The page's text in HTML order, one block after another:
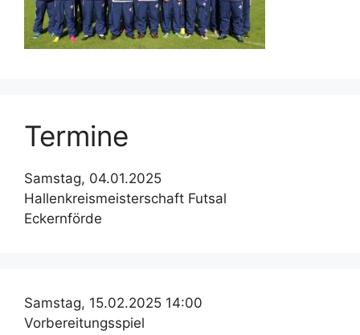
Termine
Samstag, 04.01.2025
Hallenkreismeisterschaft Futsal
Eckernförde
Samstag, 15.02.2025 14:00
Vorbereitungsspiel